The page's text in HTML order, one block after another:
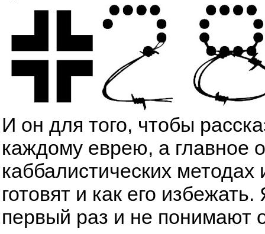
И он для того, чтобы
каждому еврею, а главное
каббалистических
готовят и как его
первый раз и не понимают